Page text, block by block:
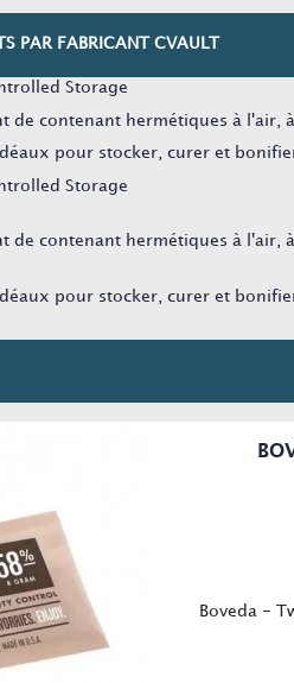
PAR FABRICANT CVAULT
Storage
de contenant hermétiques à l'air,
pour stocker, curer et
Storage
de contenant hermétiques à l'air,
pour stocker, curer et
Boveda -